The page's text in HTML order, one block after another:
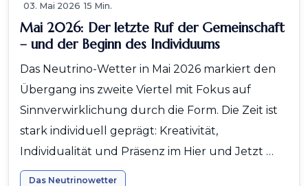
03. Mai 2026 15 Min.
Mai 2026: Der letzte Ruf der Gemeinschaft
– und der Beginn des Individuums
Das Neutrino-Wetter in Mai 2026 markiert den
Übergang ins zweite Viertel mit Fokus auf
Sinnverwirklichung durch die Form. Die Zeit ist
stark individuell geprägt: Kreativität,
Individualität und Präsenz im Hier und Jetzt …
Das Neutrinowetter